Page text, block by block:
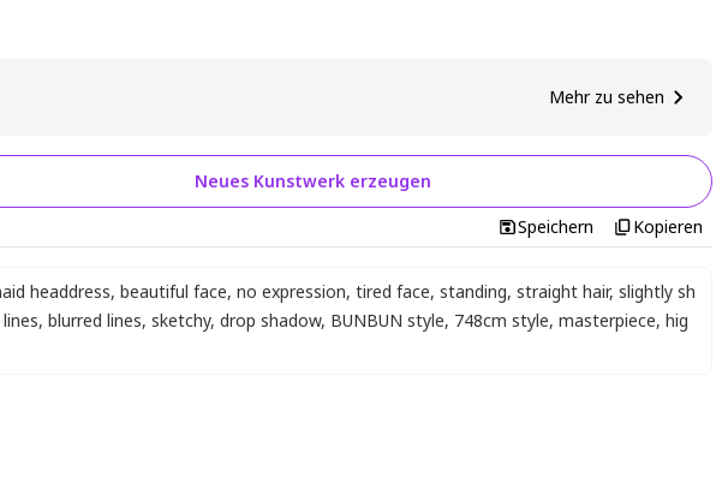
Mehr zu sehen
Neues Kunstwerk erzeugen
Speichern Kopieren
headdress, beautiful face, no expression, tired face, standing, straight hair, slightly sh
, blurred lines, sketchy, drop shadow, BUNBUN style, 748cm style, masterpiece, hig